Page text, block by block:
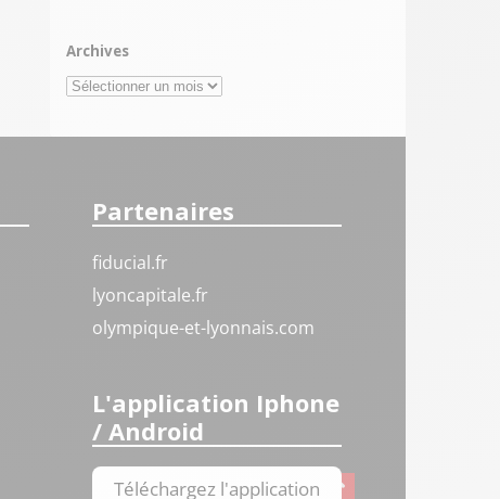
Archives
Archives
Partenaires
fiducial.fr
lyoncapitale.fr
olympique-et-lyonnais.com
L'application Iphone
/ Android
Téléchargez l'application